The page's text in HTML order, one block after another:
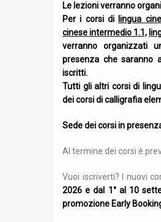
Le lezioni verranno
Per i corsi di lingua
cinese intermedio 1.1,
verranno organizzati
presenza che saranno
iscritti.
Tutti gli altri corsi di
dei corsi di calligrafia
Sede dei corsi in
Al termine dei corsi è
Vuoi iscriverti? I nuovi
2026 e dal 1° al 10
promozione Early